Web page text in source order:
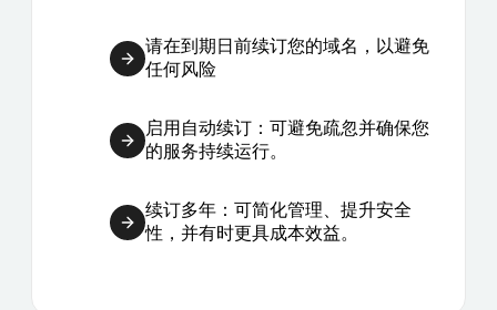
请在到期日前续订您的域名，以避免
任何风险
启用自动续订：可避免疏忽并确保您
的服务持续运行。
续订多年：可简化管理、提升安全
性，并有时更具成本效益。